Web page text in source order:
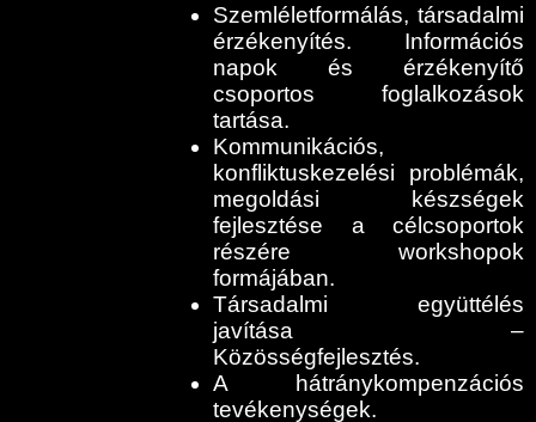
Szemléletformálás, társadalmi
érzékenyítés. Információs
napok és érzékenyítő
csoportos foglalkozások
tartása.
Kommunikációs,
konfliktuskezelési problémák,
megoldási készségek
fejlesztése a célcsoportok
részére workshopok
formájában.
Társadalmi együttélés
javítása –
Közösségfejlesztés.
A hátránykompenzációs
tevékenységek.